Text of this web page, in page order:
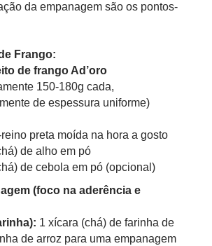
da empanagem são os pontos-
Frango:
de frango Ad’oro
150-180g cada,
de espessura uniforme)
preta moída na hora a gosto
de alho em pó
de cebola em pó (opcional)
(foco na aderência e
1 xícara (chá) de farinha de
de arroz para uma empanagem